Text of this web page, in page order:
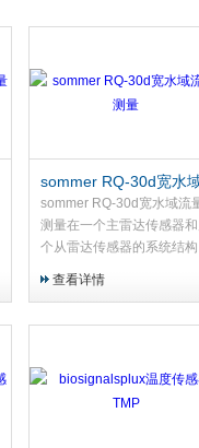
sommer RQ-30d宽水
流量测量
sommer RQ-30d宽水域流
测量在一个主雷达传感器
个从雷达传感器的系统结构
横截面上的几个点测量的。
查看详情